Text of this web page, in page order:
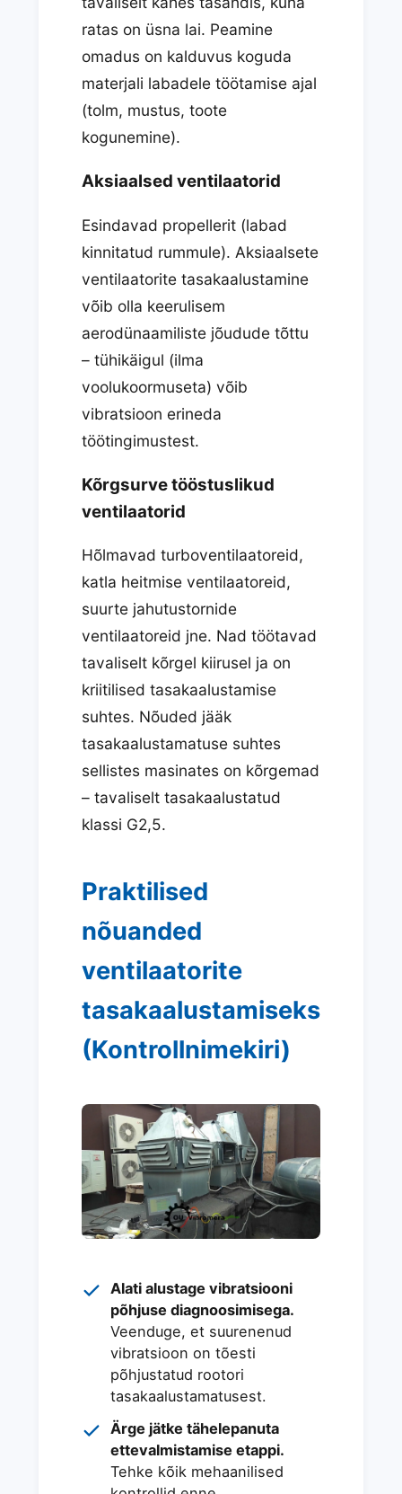
ratas on üsna lai. Peamine
omadus on kalduvus koguda
materjali labadele töötamise ajal
(tolm, mustus, toote
kogunemine).
Aksiaalsed ventilaatorid
Esindavad propellerit (labad
kinnitatud rummule). Aksiaalsete
ventilaatorite tasakaalustamine
võib olla keerulisem
aerodünaamiliste jõudude tõttu
– tühikäigul (ilma
voolukoormuseta) võib
vibratsioon erineda
töötingimustest.
Kõrgsurve tööstuslikud
ventilaatorid
Hõlmavad turboventilaatoreid,
katla heitmise ventilaatoreid,
suurte jahutustornide
ventilaatoreid jne. Nad töötavad
tavaliselt kõrgel kiirusel ja on
kriitilised tasakaalustamise
suhtes. Nõuded jääk
tasakaalustamatuse suhtes
sellistes masinates on kõrgemad
– tavaliselt tasakaalustatud
klassi G2,5.
Praktilised
nõuanded
ventilaatorite
tasakaalustamiseks
(Kontrollnimekiri)
Alati alustage vibratsiooni
põhjuse diagnoosimisega.
Veenduge, et suurenenud
vibratsioon on tõesti
põhjustatud rootori
tasakaalustamatusest.
Ärge jätke tähelepanuta
ettevalmistamise etappi.
Tehke kõik mehaanilised